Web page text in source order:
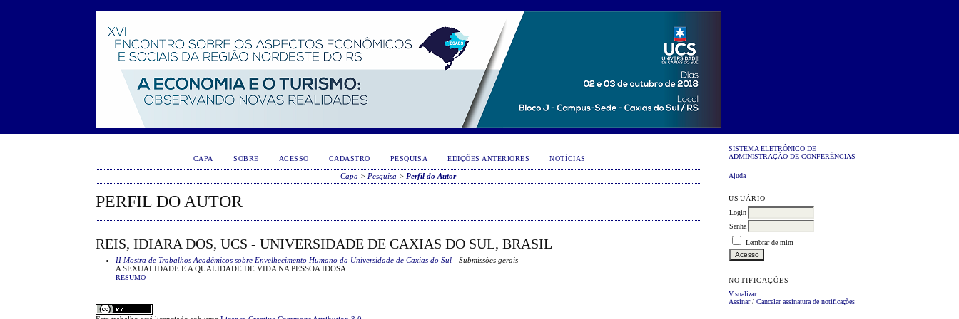
SISTEMA ELETRÔNICO DE
ADMINISTRAÇÃO DE CONFERÊNCIAS
Ajuda
USUÁRIO
Login
Senha
Lembrar de mim
NOTIFICAÇÕES
Visualizar
Assinar/Cancelar assinatura de notificações
CAPA SOBRE ACESSO CADASTRO PESQUISA EDIÇÕES ANTERIORES NOTÍCIAS
Capa > Pesquisa > Perfil do Autor
PERFIL DO AUTOR
REIS, IDIARA DOS, UCS - UNIVERSIDADE DE CAXIAS DO SUL, BRASIL
II Mostra de Trabalhos Acadêmicos sobre Envelhecimento Humano da Universidade de Caxias do Sul - Submissões gerais
A SEXUALIDADE E A QUALIDADE DE VIDA NA PESSOA IDOSA
RESUMO